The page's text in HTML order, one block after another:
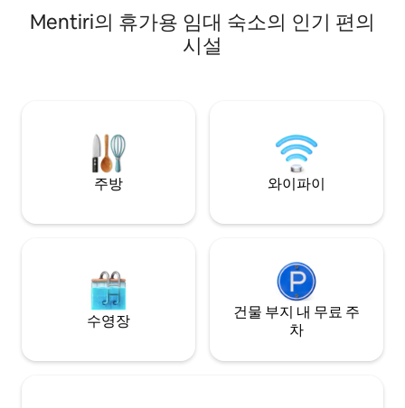
Mentiri의 휴가용 임대 숙소의 인기 편의
시설
주방 와이파이
수영장
건물 부지 내 무료 주
차